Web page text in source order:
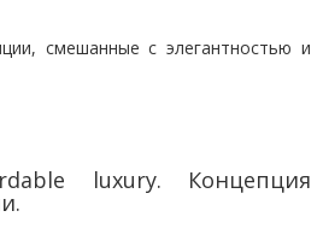
смешанные с элегантностью и
luxury. Концепция